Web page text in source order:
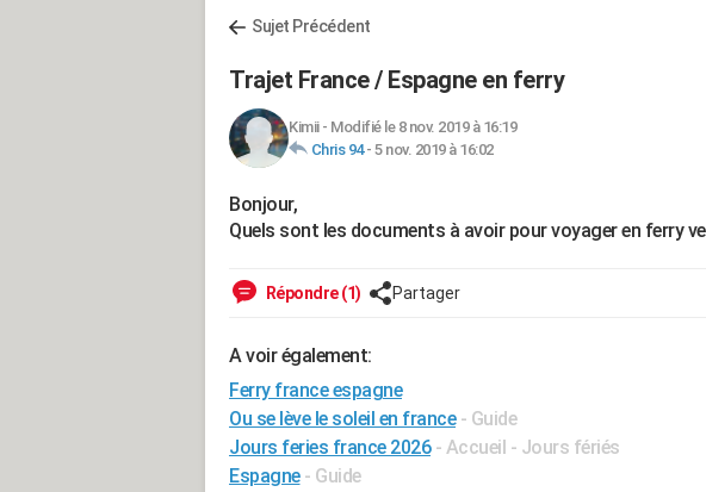
Sujet Précédent
Trajet France / Espagne en ferry
Kimii- Modifié le 8 nov. 2019 à 16:19
Chris 94- 5 nov. 2019 à 16:02
Bonjour,
Quels sont les documents à avoir pour voyager en ferry
Répondre (1) Partager
A voir également:
Ferry france espagne
Ou se lève le soleil en france - Guide
Jours feries france 2026 - Accueil - Jours fériés
Espagne - Guide